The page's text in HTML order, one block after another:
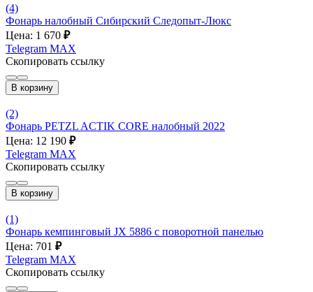
(4)
Фонарь налобный Сибирский Следопыт-Люкс
Цена: 1 670 ₽
Telegram MAX
Скопировать ссылку
В корзину
(2)
Фонарь PETZL ACTIK CORE налобный 2022
Цена: 12 190 ₽
Telegram MAX
Скопировать ссылку
В корзину
(1)
Фонарь кемпинговый JX 5886 с поворотной панелью
Цена: 701 ₽
Telegram MAX
Скопировать ссылку